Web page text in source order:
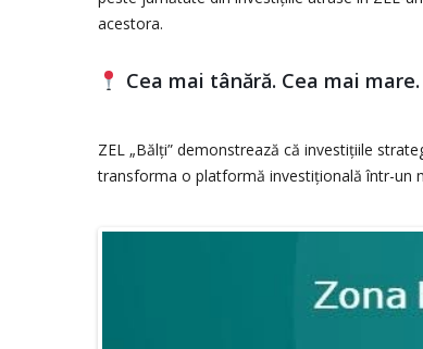
acestora.
Cea mai tânără. Cea mai
ZEL „Bălți” demonstrează că investițiile
transforma o platformă investițională într-un